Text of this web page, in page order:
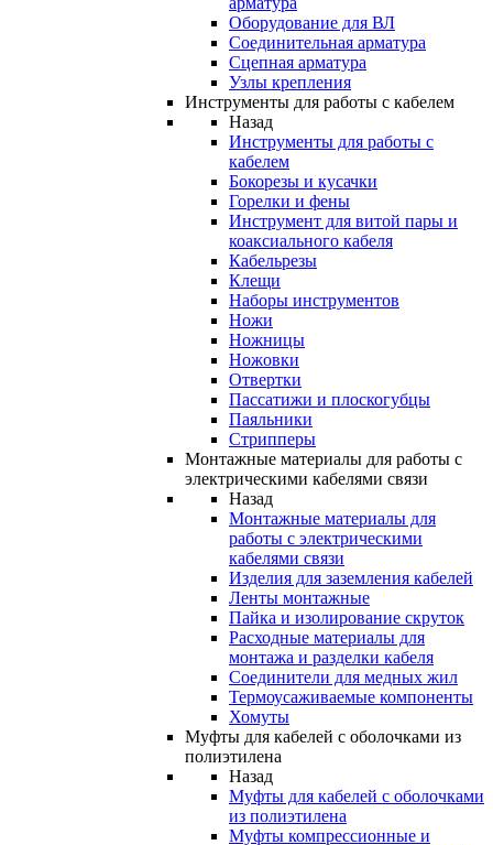
Оборудование для ВЛ
Соединительная арматура
Сцепная арматура
Узлы крепления
Инструменты для работы с кабелем
Назад
Инструменты для работы с
кабелем
Бокорезы и кусачки
Горелки и фены
Инструмент для витой пары и
коаксиального кабеля
Кабельрезы
Клещи
Наборы инструментов
Ножи
Ножницы
Ножовки
Отвертки
Пассатижи и плоскогубцы
Паяльники
Стрипперы
Монтажные материалы для работы с
электрическими кабелями связи
Назад
Монтажные материалы для
работы с электрическими
кабелями связи
Изделия для заземления кабелей
Ленты монтажные
Пайка и изолирование скруток
Расходные материалы для
монтажа и разделки кабеля
Соединители для медных жил
Термоусаживаемые компоненты
Хомуты
Муфты для кабелей с оболочками из
полиэтилена
Назад
Муфты для кабелей с оболочками
из полиэтилена
Муфты компрессионные и